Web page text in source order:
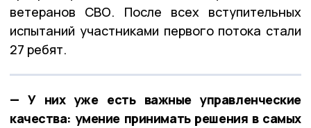
ветеранов СВО. После всех вступительных
испытаний участниками первого потока стали
27 ребят.
— У них уже есть важные управленческие
качества: умение принимать решения в самых